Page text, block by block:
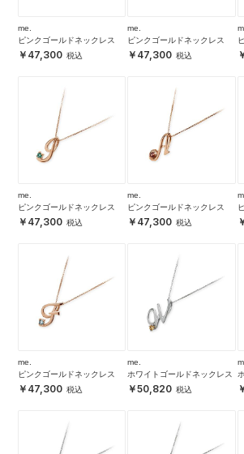
me.
ピンクゴールドネックレス
47,300
me.
ピンクゴールドネックレス
47,300
me.
ピンクゴールドネックレス
47,300
me.
ピンクゴールドネックレス
47,300
me.
ピンクゴールドネックレス
47,300
me.
ホワイトゴールドネックレス
50,820